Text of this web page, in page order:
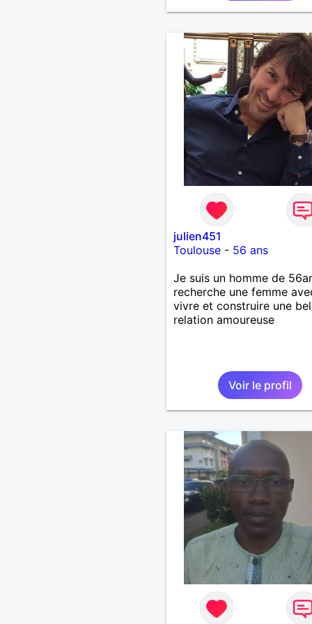
faire du sport , regarder
par dessus tous rire
julien451
Toulouse- 56 ans
Je suis un homme de
recherche une femme
vivre et construire une
relation amoureuse
Voir le profil